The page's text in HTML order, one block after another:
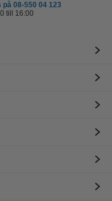
08-550 04 123
till 16:00